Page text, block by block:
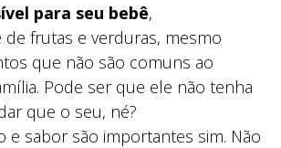
para seu bebê,
de frutas e verduras, mesmo
que não são comuns ao
Pode ser que ele não tenha
que o seu, né?
e sabor são importantes sim. Não